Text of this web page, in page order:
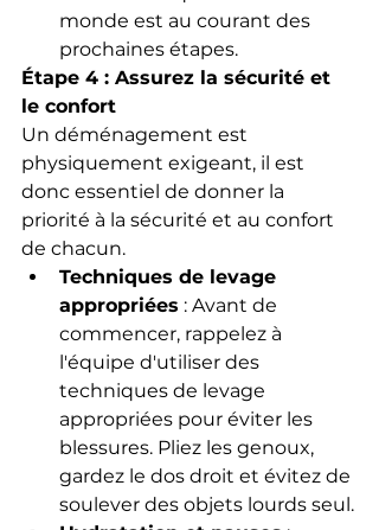
monde est au courant des
prochaines étapes.
Étape 4 : Assurez la sécurité et
le confort
Un déménagement est
physiquement exigeant, il est
donc essentiel de donner la
priorité à la sécurité et au confort
de chacun.
Techniques de levage
appropriées : Avant de
commencer, rappelez à
l'équipe d'utiliser des
techniques de levage
appropriées pour éviter les
blessures. Pliez les genoux,
gardez le dos droit et évitez de
soulever des objets lourds seul.